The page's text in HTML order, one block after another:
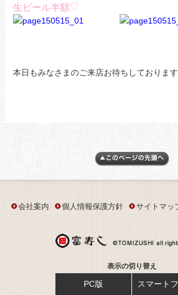
生ビール半額♡
本日もみなさまのご来店お待ちしておりま
会社案内 個人情報保護方針 サイトマッ
表示の切り替え
PC版 スマート